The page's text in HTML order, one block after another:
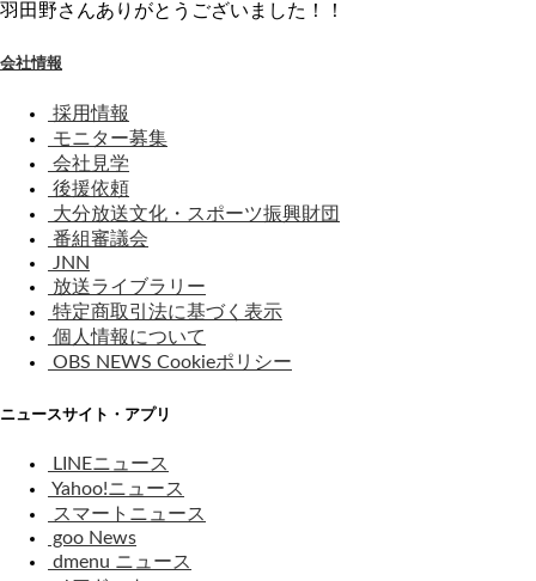
羽田野さんありがとうございました！！
会社情報
採用情報
モニター募集
会社見学
後援依頼
大分放送文化・スポーツ振興財団
番組審議会
JNN
放送ライブラリー
特定商取引法に基づく表示
個人情報について
OBS NEWS Cookieポリシー
ニュースサイト・アプリ
LINEニュース
Yahoo!ニュース
スマートニュース
goo News
dmenu ニュース